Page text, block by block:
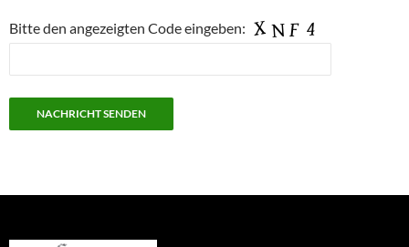
Bitte den angezeigten Code eingeben: